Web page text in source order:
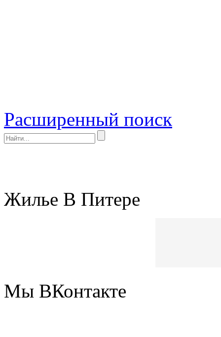
Расширенный поиск
Жилье В Питере
Мы ВКонтакте